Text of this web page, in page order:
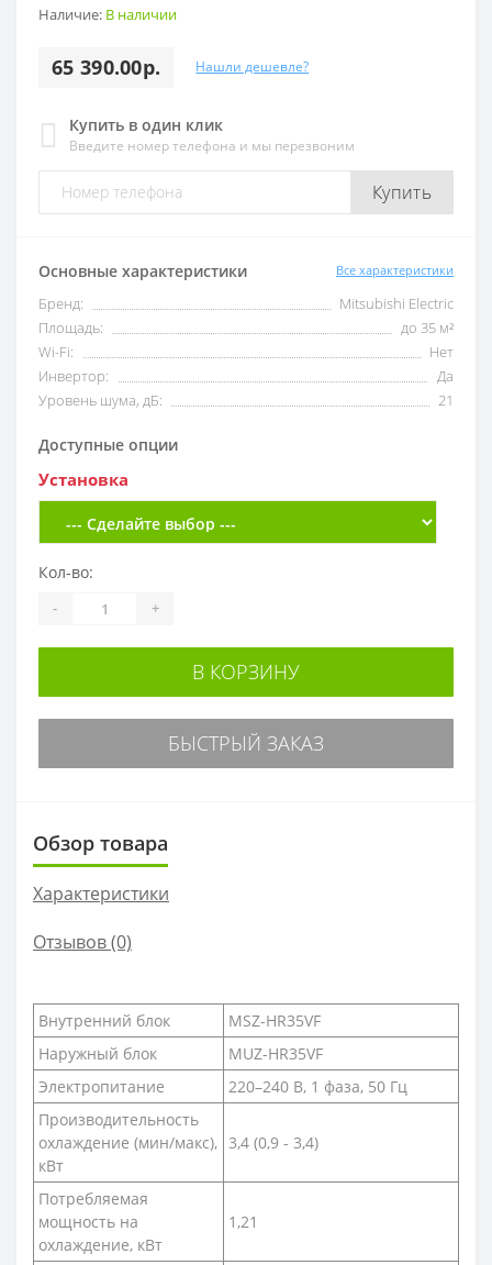
Наличие: В наличии
65 390.00р. Нашли дешевле?
Купить в один клик
Введите номер телефона и мы перезвоним
Купить
Основные характеристики Все характеристики
Бренд:
Mitsubishi Electric
Площадь:
до 35 м²
Wi-Fi:
Нет
Инвертор:
Да
Уровень шума, дБ:
21
Доступные опции
Установка
Кол-во:
- +
В КОРЗИНУ
БЫСТРЫЙ ЗАКАЗ
Обзор товара
Характеристики
Отзывов (0)
Внутренний блок
MSZ-HR35VF
Наружный блок
MUZ-HR35VF
Электропитание
220–240 B, 1 фаза, 50 Гц
Производительность
охлаждение (мин/макс),
кВт
3,4 (0,9 - 3,4)
Потребляемая
мощность на
охлаждение, кВт
1,21